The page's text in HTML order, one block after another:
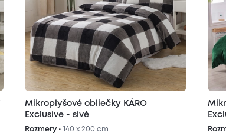
Mikroplyšové obliečky KÁRO
Exclusive - sivé
Rozmery • 140 x 200 cm